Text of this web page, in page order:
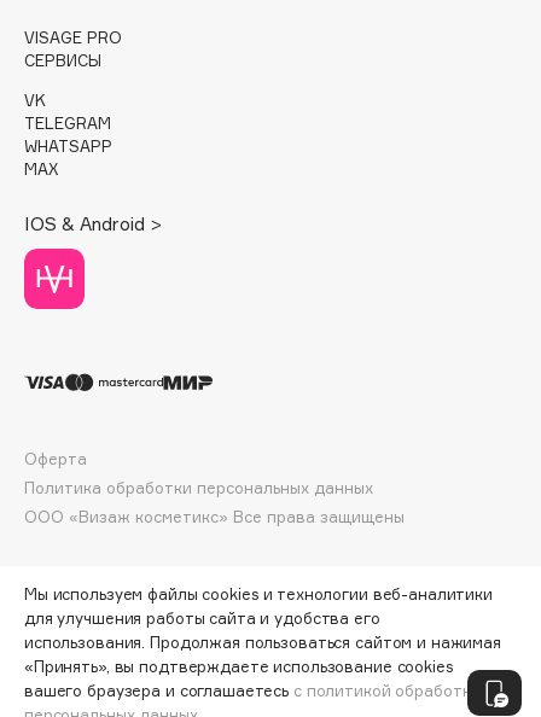
DABO
DARLING*
Darphin
Davines
Dessange
Dior
Divage
Dr. Vranjes Firenze
Dr.Althea
DSD de Luxe
ПО ЗОЛОТОЙ КАРТЕ:765 ₽
VISAGE PRO
СЕРВИСЫ
VK
TELEGRAM
WHATSAPP
MAX
IOS & Android >
ООО «Визаж косметикс» Все права защищены
Оферта
Политика обработки персональных данных
Мы используем файлы cookies и технологии веб-аналитики
для улучшения работы сайта и удобства его
использования. Продолжая пользоваться сайтом и нажимая
«Принять», вы подтверждаете использование cookies
вашего браузера и соглашаетесь с политикой обработки